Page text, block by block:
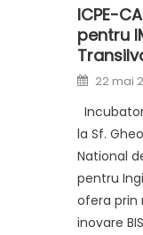
ICPE-
pentru
Posted
on
22 mai
la Sf.
National
pentru
ofera prin
inovare